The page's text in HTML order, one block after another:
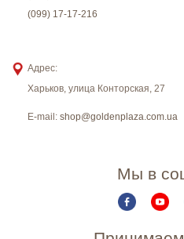
(099) 17-17-216
Адрес:
Харьков, улица Конторская, 27
E-mail: shop@goldenplaza.com.ua
Мы в